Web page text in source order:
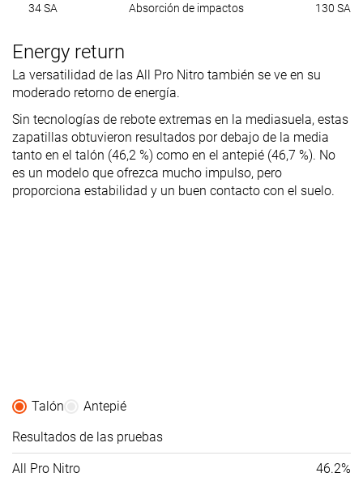
34 SA Absorción de impactos 130 SA
Energy return
La versatilidad de las All Pro Nitro también se ve en su
moderado retorno de energía.
Sin tecnologías de rebote extremas en la mediasuela, estas
zapatillas obtuvieron resultados por debajo de la media
tanto en el talón (46,2 %) como en el antepié (46,7 %). No
es un modelo que ofrezca mucho impulso, pero
proporciona estabilidad y un buen contacto con el suelo.
Talón
Antepié
Resultados de las pruebas
All Pro Nitro 46.2%